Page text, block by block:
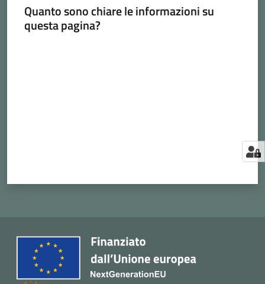
Quanto sono chiare le informazioni su
questa pagina?